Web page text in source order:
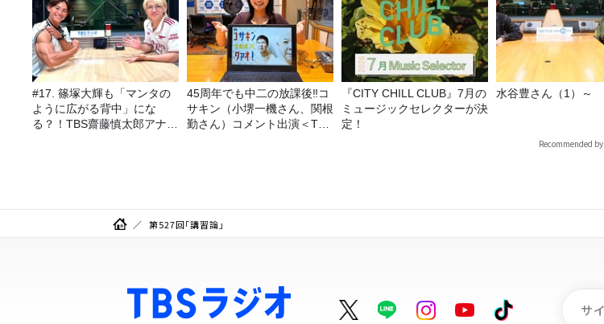
#17. 篠塚大輝も「マンタの
ように広がる背中」にな
る？！TBS齋藤慎太郎アナに
45周年でも中二の放課後‼コ
サキン（小堺一機さん、関根
勤さん）コメント出演＜TBS
『CITY CHILL CLUB』7月の
ミュージックセレクターが決
定！
水谷豊さん（1）～
Recommended by
第527回「講習論」